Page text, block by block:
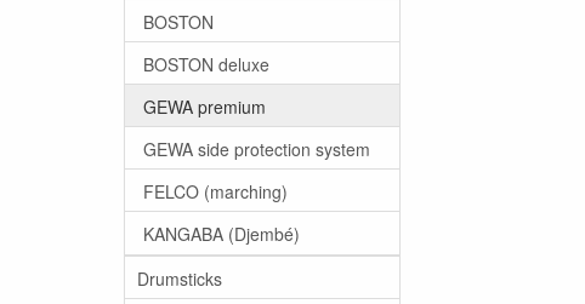
BOSTON
BOSTON deluxe
GEWA premium
GEWA side protection system
FELCO (marching)
KANGABA (Djembé)
Drumsticks